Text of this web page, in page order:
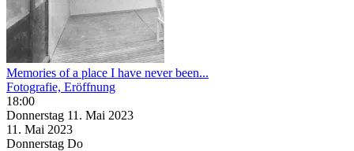
Memories of a place I have never been...
Fotografie, Eröffnung
18:00
Donnerstag 11. Mai 2023
11. Mai 2023
Donnerstag Do